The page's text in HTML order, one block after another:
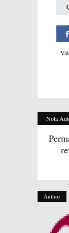
Nota
Author